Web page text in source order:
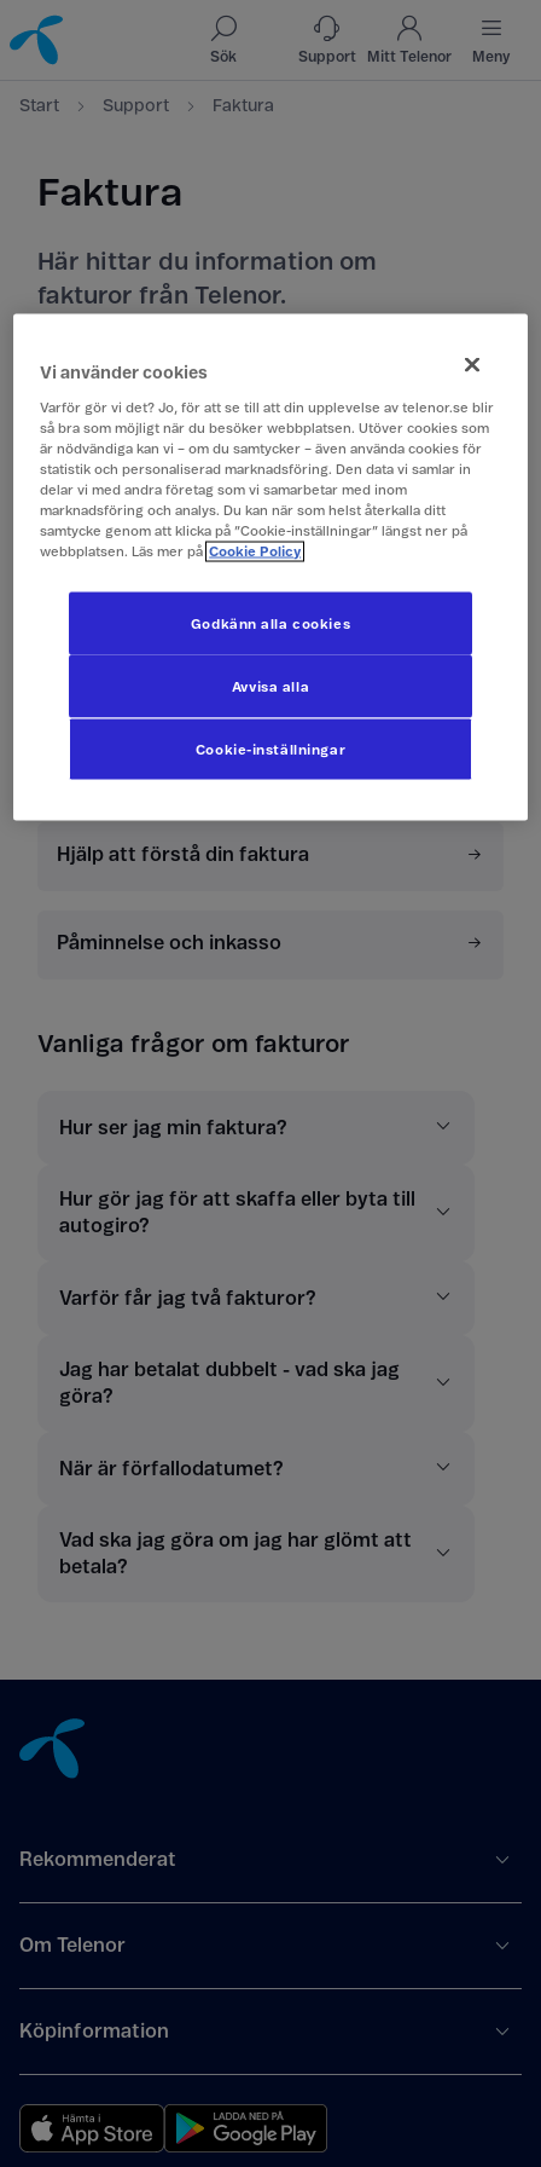
Till innehåll
Till sök
Sök Support Mitt Telenor Meny
Start Support Faktura
Faktura
Här hittar du information om
fakturor från Telenor.
Hantera fakturan i Mitt Telenor
Autogiro
E-faktura
Hjälp att förstå din faktura
Påminnelse och inkasso
Vanliga frågor om fakturor
Hur ser jag min faktura?
Hur gör jag för att skaffa eller byta till
autogiro?
Varför får jag två fakturor?
Jag har betalat dubbelt - vad ska jag
göra?
När är förfallodatumet?
Vad ska jag göra om jag har glömt att
betala?
Rekommenderat
Om Telenor
Köpinformation
Vi använder cookies
Varför gör vi det? Jo, för att se till att din upplevelse av telenor.se blir
så bra som möjligt när du besöker webbplatsen. Utöver cookies som
är nödvändiga kan vi – om du samtycker – även använda cookies för
statistik och personaliserad marknadsföring. Den data vi samlar in
delar vi med andra företag som vi samarbetar med inom
marknadsföring och analys. Du kan när som helst återkalla ditt
samtycke genom att klicka på ”Cookie-inställningar” längst ner på
webbplatsen. Läs mer på Cookie Policy
Cookie-inställningar
Avvisa alla
Godkänn alla cookies